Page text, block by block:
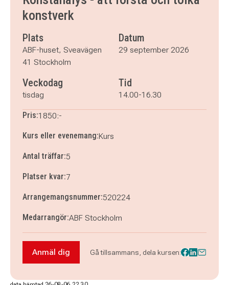
tisdag 20 oktober 2026klockan 14.00–16.30
tisdag 27 oktober 2026
konstverk
Plats
ABF-huset, Sveavägen
41 Stockholm
Datum
29 september 2026
Veckodag
tisdag
Tid
14.00-16.30
Pris:1850:-
Kurs eller evenemang:Kurs
Antal träffar:5
Platser kvar:7
Arrangemangsnummer:520224
Medarrangör:ABF Stockholm
Anmäl dig till Konstanalys - att förstå och tolka
Anmäl dig Gå tillsammans, dela kursen: